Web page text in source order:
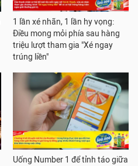
1 lần xé nhãn, 1 lần hy vọng:
Điều mong mỏi phía sau hàng
triệu lượt tham gia "Xé ngay
trúng liền"
Uống Number 1 để tỉnh táo giữa